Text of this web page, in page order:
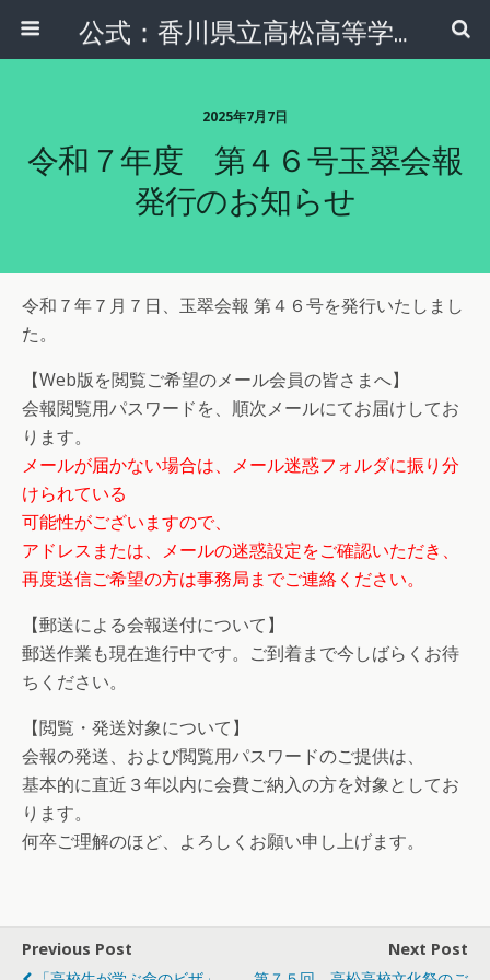
公式：香川県立高松高等学校 同窓会 玉翠会本部
2025年7月7日
令和７年度 第４６号玉翠会報
発行のお知らせ
令和７年７月７日、玉翠会報 第４６号を発行いたしまし
た。
【Web版を閲覧ご希望のメール会員の皆さまへ】
会報閲覧用パスワードを、順次メールにてお届けしてお
ります。
メールが届かない場合は、メール迷惑フォルダに振り分
けられている
可能性がございますので、
アドレスまたは、メールの迷惑設定をご確認いただき、
再度送信ご希望の方は事務局までご連絡ください。
【郵送による会報送付について】
郵送作業も現在進行中です。ご到着まで今しばらくお待
ちください。
【閲覧・発送対象について】
会報の発送、および閲覧用パスワードのご提供は、
基本的に直近３年以内に会費ご納入の方を対象としてお
ります。
何卒ご理解のほど、よろしくお願い申し上げます。
Previous Post
Next Post